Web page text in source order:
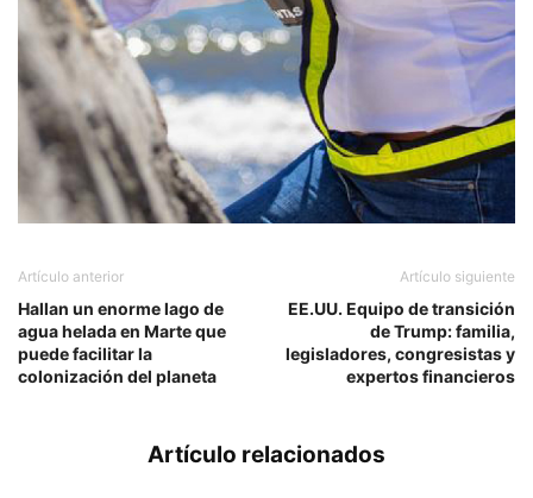
Artículo anterior
Hallan un enorme lago de
agua helada en Marte que
puede facilitar la
colonización del planeta
Artículo siguiente
EE.UU. Equipo de transición
de Trump: familia,
legisladores, congresistas y
expertos financieros
Artículo relacionados